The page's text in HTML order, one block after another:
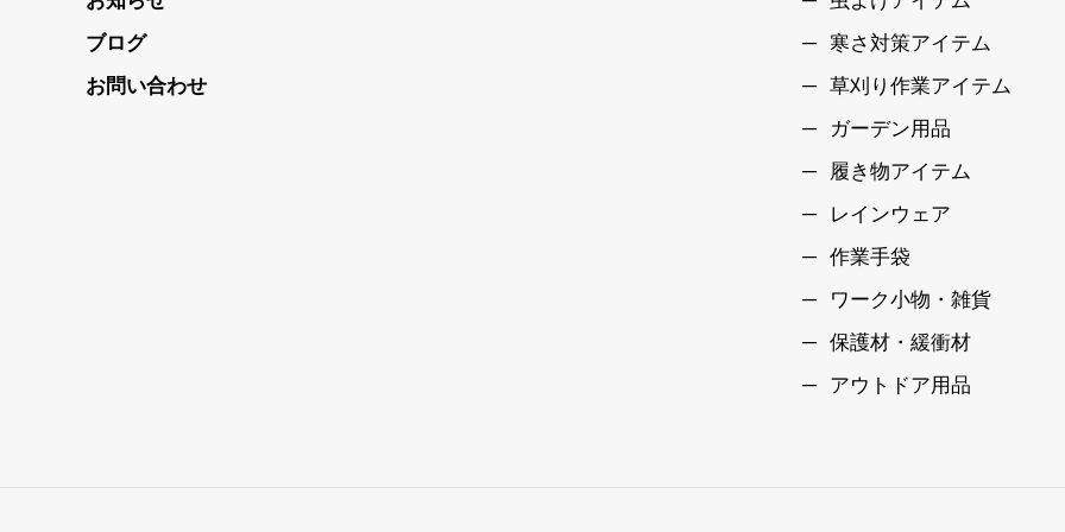
ブログ
お問い合わせ
寒さ対策アイテム
草刈り作業アイテム
ガーデン用品
履き物アイテム
レインウェア
作業手袋
ワーク小物・雑貨
保護材・緩衝材
アウトドア用品